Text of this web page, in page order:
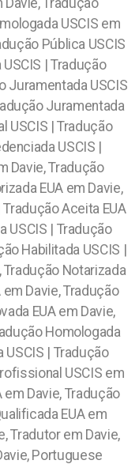
Davie, Tradução
USCIS em
Pública USCIS
| Tradução
Juramentada USCIS
Juramentada
USCIS | Tradução
USCIS |
Davie, Tradução
EUA em Davie,
Aceita EUA
USCIS | Tradução
Habilitada USCIS |
Tradução Notarizada
em Davie, Tradução
EUA em Davie,
Homologada
USCIS | Tradução
USCIS em
Davie, Tradução
EUA em
Tradutor em Davie,
Portuguese